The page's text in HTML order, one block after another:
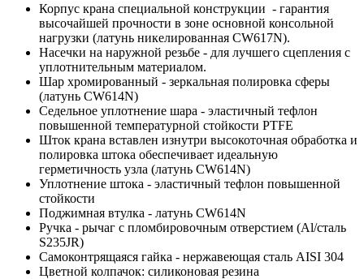
Корпус крана специальной конструкции - гарантия
высочайшей прочности в зоне основной консольной
нагрузки (латунь никелированная CW617N).
Насечки на наружной резьбе - для лучшего сцепления с
уплотнительным материалом.
Шар хромированный - зеркальная полировка сферы
(латунь CW614N)
Седельное уплотнение шара - эластичный тефлон
повышенной температурной стойкости PTFE
Шток крана вставлен изнутри высокоточная обработка и
полировка штока обеспечивает идеальную
герметичность узла (латунь CW614N)
Уплотнение штока - эластичный тефлон повышенной
стойкости
Поджимная втулка - латунь CW614N
Ручка - рычаг с пломбировочным отверстием (Al/сталь
S235JR)
Самоконтрящаяся гайка - нержавеющая сталь AISI 304
Цветной колпачок: силиконовая резина